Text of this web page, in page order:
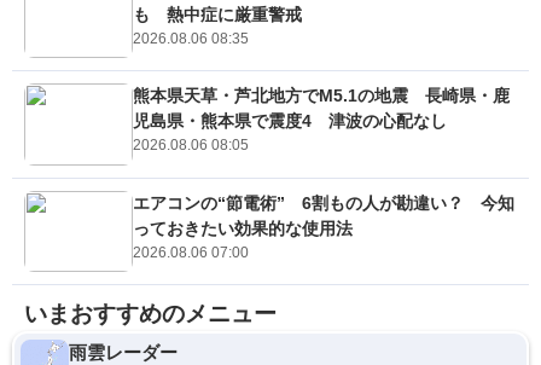
も 熱中症に厳重警戒
2026.08.06 08:35
熊本県天草・芦北地方でM5.1の地震 長崎県・鹿
児島県・熊本県で震度4 津波の心配なし
2026.08.06 08:05
エアコンの“節電術” 6割もの人が勘違い？ 今知
っておきたい効果的な使用法
2026.08.06 07:00
いまおすすめのメニュー
雨雲レーダー